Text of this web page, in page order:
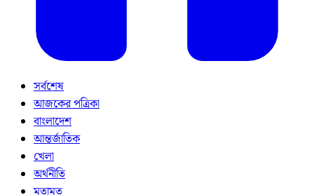
সর্বশেষ
আজকের পত্রিকা
বাংলাদেশ
আন্তর্জাতিক
খেলা
অর্থনীতি